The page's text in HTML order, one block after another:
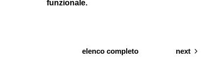
funzionale.
elenco completo next